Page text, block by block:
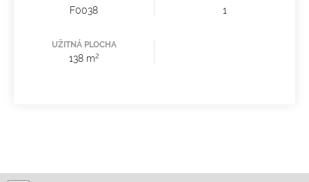
F0038 1
UŽITNÁ PLOCHA
138 m2